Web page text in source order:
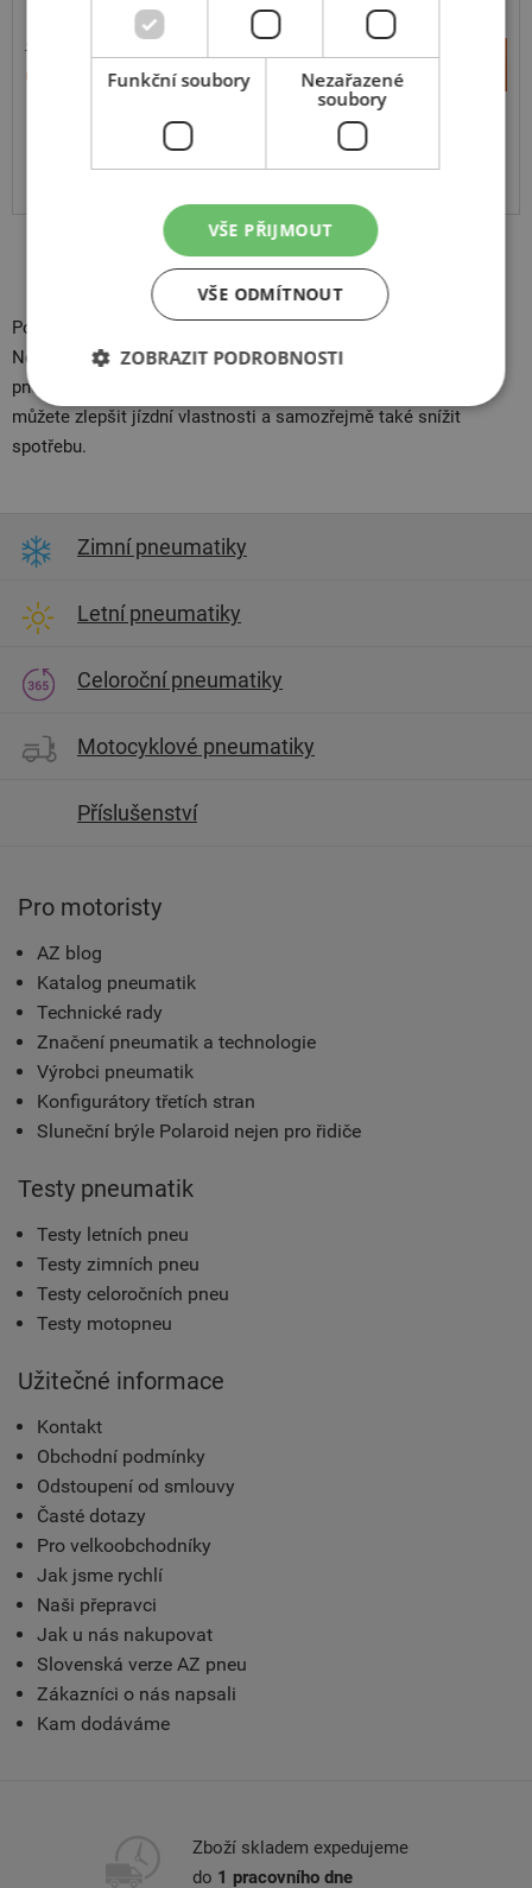
11 013 Kč
6 431 Kč
–
SKLADEM Expedujeme do 2 dnů
Pohodovou cestu vám zajistí kvalitní příslušenství.
Nezapomeňte také pravidelně kontrolovat stav tlaku v
pneumatikách – používejte
můžete zlepšit jízdní vlastnosti a samozřejmě také snížit
spotřebu.
Zimní pneumatiky
Letní pneumatiky
Celoroční pneumatiky
Motocyklové pneumatiky
Příslušenství
Pro motoristy
AZ blog
Katalog pneumatik
Technické rady
Značení pneumatik a technologie
Výrobci pneumatik
Konfigurátory třetích stran
Sluneční brýle Polaroid nejen pro řidiče
Testy pneumatik
Testy letních pneu
Testy zimních pneu
Testy celoročních pneu
Testy motopneu
Užitečné informace
Kontakt
Obchodní podmínky
Odstoupení od smlouvy
Časté dotazy
Pro velkoobchodníky
Jak jsme rychlí
Naši přepravci
Jak u nás nakupovat
Slovenská verze AZ pneu
Zákazníci o nás napsali
Kam dodáváme
Zboží skladem expedujeme
do 1 pracovního dne
Funkční soubory
Nezařazené
soubory
VŠE PŘIJMOUT
VŠE ODMÍTNOUT
ZOBRAZIT PODROBNOSTI